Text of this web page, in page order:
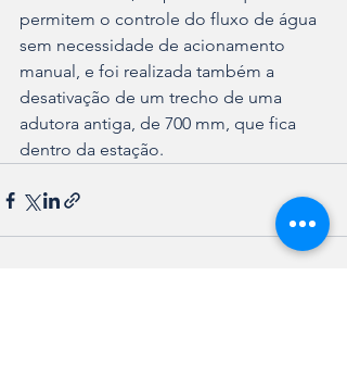
permitem o controle do fluxo de água
sem necessidade de acionamento
manual, e foi realizada também a
desativação de um trecho de uma
adutora antiga, de 700 mm, que fica
dentro da estação.